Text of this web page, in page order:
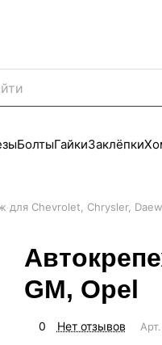
БолтыГайкиЗаклёпки
для Chevrolet, Chrysler,
GM, Opel
0 Нет отзывов Арт.